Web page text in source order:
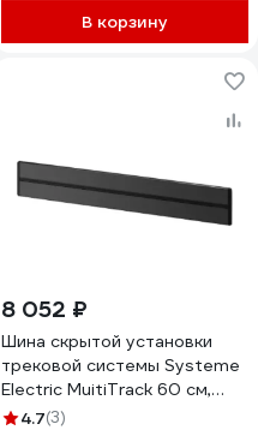
соеденителями, вводом
питания и заглушкой
В корзину
8 052 ₽
Шина скрытой установки
трековой системы Systeme
Electric MuitiTrack 60 см,
Антрацит MTK11006B
4.7(3)